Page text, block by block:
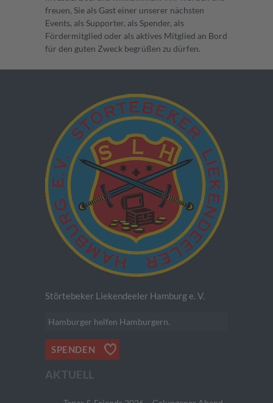
freuen, Sie als Gast einer unserer nächsten
Events, als Supporter, als Spender, als
Fördermitglied oder als aktives Mitglied an Bord
für den guten Zweck begrüßen zu dürfen.
Störtebeker Liekendeeler Hamburg e. V.
Hamburger helfen Hamburgern.
SPENDEN
AKTUELL